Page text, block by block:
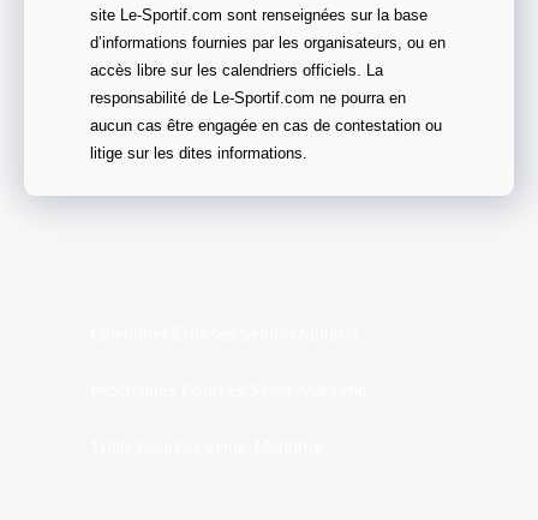
site Le-Sportif.com sont renseignées sur la base
d’informations fournies par les organisateurs, ou en
accès libre sur les calendriers officiels. La
responsabilité de Le-Sportif.com ne pourra en
aucun cas être engagée en cas de contestation ou
litige sur les dites informations.